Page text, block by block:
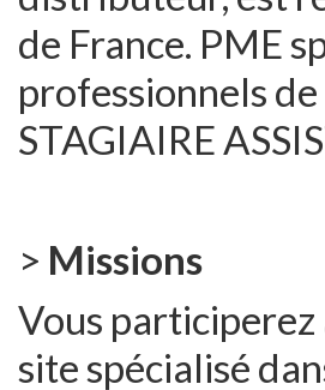
de France. PME
professionnels
STAGIAIRE
> Missions
Vous
site spécialisé